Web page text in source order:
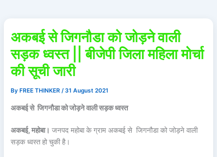
अकबई से जिगनौडा को जोड़ने वाली
सड़क ध्वस्त || बीजेपी जिला महिला मोर्चा
की सूची जारी
By FREE THINKER/31 August 2021
अकबई से जिगनौडा को जोड़ने वाली सड़क ध्वस्त
अकबई, महोबा। जनपद महोबा के ग्राम अकबई से जिगनौडा को जोड़ने वाली
सड़क ध्वस्त हो चुकी है।